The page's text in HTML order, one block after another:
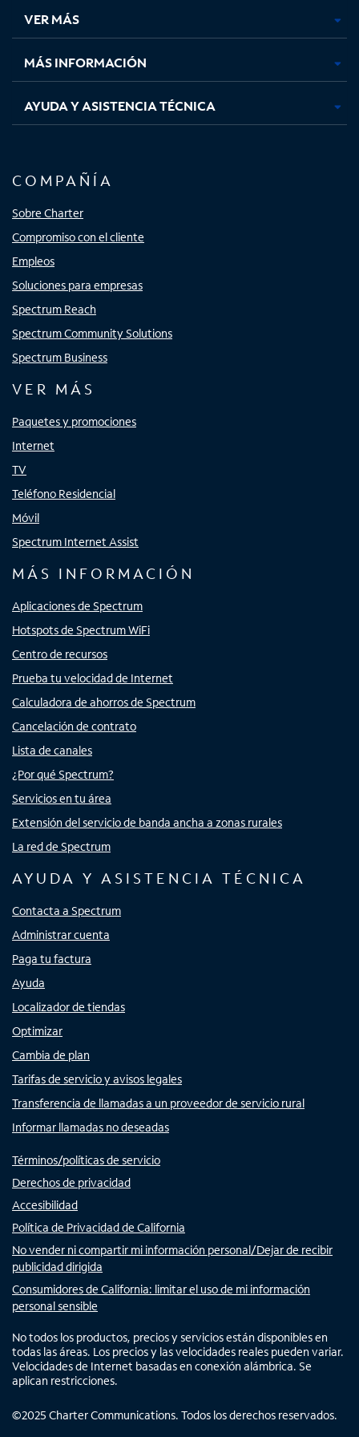
pestaña
nueva
pestaña
nueva
pestaña
nuevanueva
VER MÁS
MÁS INFORMACIÓN
AYUDA Y ASISTENCIA TÉCNICA
COMPAÑÍA
Sobre Charter
Compromiso con el cliente
Empleos
Soluciones para empresas
Spectrum Reach
Spectrum Community Solutions
Spectrum Business
VER MÁS
Paquetes y promociones
Internet
TV
Teléfono Residencial
Móvil
Spectrum Internet Assist
MÁS INFORMACIÓN
Aplicaciones de Spectrum
Hotspots de Spectrum WiFi
Centro de recursos
Prueba tu velocidad de Internet
Calculadora de ahorros de Spectrum
Cancelación de contrato
Lista de canales
¿Por qué Spectrum?
Servicios en tu área
Extensión del servicio de banda ancha a zonas rurales
La red de Spectrum
AYUDA Y ASISTENCIA TÉCNICA
Contacta a Spectrum
Administrar cuenta
Paga tu factura
Ayuda
Localizador de tiendas
Optimizar
Cambia de plan
Tarifas de servicio y avisos legales
Transferencia de llamadas a un proveedor de servicio rural
Informar llamadas no deseadas
Términos/políticas de servicio
Derechos de privacidad
Accesibilidad
Política de Privacidad de California
No vender ni compartir mi información personal/Dejar de recibir
publicidad dirigida
Consumidores de California: limitar el uso de mi información
personal sensible
No todos los productos, precios y servicios están disponibles en
todas las áreas. Los precios y las velocidades reales pueden variar.
Velocidades de Internet basadas en conexión alámbrica. Se
aplican restricciones.
©2025 Charter Communications. Todos los derechos reservados.